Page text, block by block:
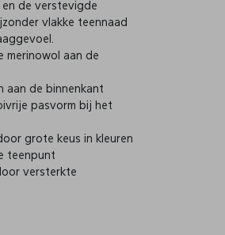
en de verstevigde
vlakke teennaad
merinowol aan de
aan de binnenkant
pasvorm bij het
grote keus in kleuren
teenpunt
versterkte